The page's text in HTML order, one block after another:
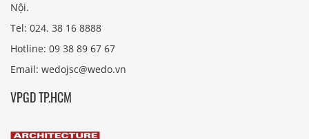
Nội.
Tel: 024. 38 16 8888
Hotline: 09 38 89 67 67
Email: wedojsc@wedo.vn
VPGD TP.HCM